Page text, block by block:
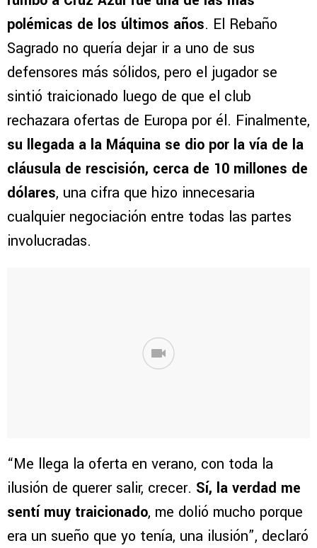
polémicas de los últimos años. El Rebaño
Sagrado no quería dejar ir a uno de sus
defensores más sólidos, pero el jugador se
sintió traicionado luego de que el club
rechazara ofertas de Europa por él. Finalmente,
su llegada a la Máquina se dio por la vía de la
cláusula de rescisión, cerca de 10 millones de
dólares, una cifra que hizo innecesaria
cualquier negociación entre todas las partes
involucradas.
“Me llega la oferta en verano, con toda la
ilusión de querer salir, crecer. Sí, la verdad me
sentí muy traicionado, me dolió mucho porque
era un sueño que yo tenía, una ilusión”, declaró